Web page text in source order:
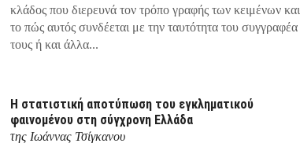
κλάδος που διερευνά τον τρόπο γραφής των κειμένων και
το πώς αυτός συνδέεται με την ταυτότητα του συγγραφέα
τους ή και άλλα...
Η στατιστική αποτύπωση του εγκληματικού
φαινομένου στη σύγχρονη Ελλάδα
της Ιωάννας Τσίγκανου